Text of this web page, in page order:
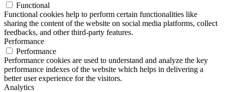
Functional
Functional cookies help to perform certain functionalities like
sharing the content of the website on social media platforms, collect
feedbacks, and other third-party features.
Performance
Performance
Performance cookies are used to understand and analyze the key
performance indexes of the website which helps in delivering a
better user experience for the visitors.
Analytics